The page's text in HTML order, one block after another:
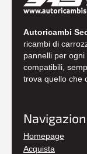
Autoricambi
ricambi di
pannelli per
compatibili,
trova quello che
Homepage
Acquista